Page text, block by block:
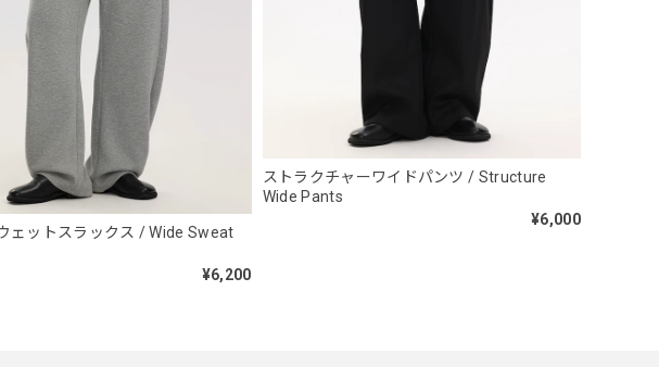
Collar Retro Jacket
Polo Shirt
ェットスラックス / Wide Sweat
¥6,200
ストラクチャーワイドパンツ / Structure
Wide Pants
¥6,000